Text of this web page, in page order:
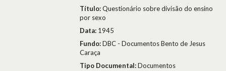
Título:Questionário sobre divisão do ensino
por sexo
Data: 1945
Fundo:DBC - Documentos Bento de Jesus
Caraça
Tipo Documental:Documentos